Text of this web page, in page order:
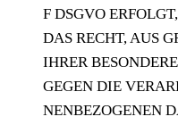
F DSGVO
DAS RECHT, AUS
IHRER
GEGEN DIE
NEN­BE­ZO­GE­NEN